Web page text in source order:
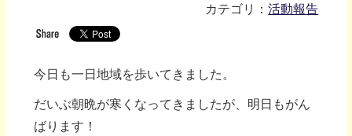
カテゴリ：活動報告
今日も一日地域を歩いてきました。
だいぶ朝晩が寒くなってきましたが、明日もがん
ばります！